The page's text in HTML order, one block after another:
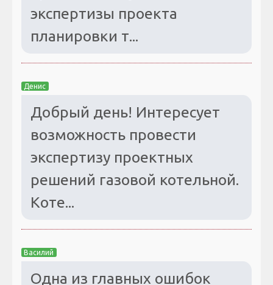
экспертизы проекта
планировки т...
Денис
Добрый день! Интересует
возможность провести
экспертизу проектных
решений газовой котельной.
Коте...
Василий
Одна из главных ошибок